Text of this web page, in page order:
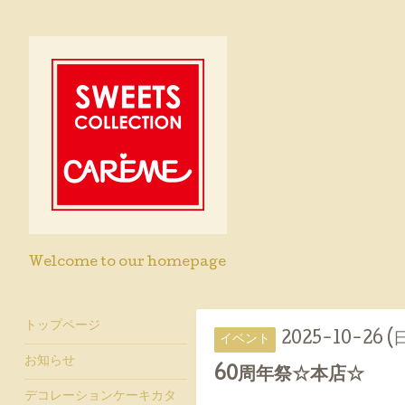
Welcome to our homepage
イベント 2025-10-26 (
60周年祭☆本店☆
トップページ
お知らせ
デコレーションケーキカタ